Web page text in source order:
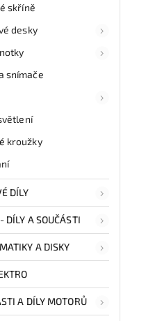
skříně
desky
snímače
kroužky
DÍLY
DÍLY A SOUČÁSTI
A DISKY
A DÍLY MOTORŮ